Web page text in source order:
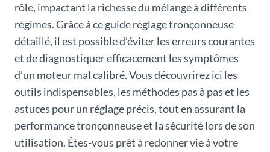
rôle, impactant la richesse du mélange à différents
régimes. Grâce à ce guide réglage tronçonneuse
détaillé, il est possible d’éviter les erreurs courantes
et de diagnostiquer efficacement les symptômes
d’un moteur mal calibré. Vous découvrirez ici les
outils indispensables, les méthodes pas à pas et les
astuces pour un réglage précis, tout en assurant la
performance tronçonneuse et la sécurité lors de son
utilisation. Êtes-vous prêt à redonner vie à votre